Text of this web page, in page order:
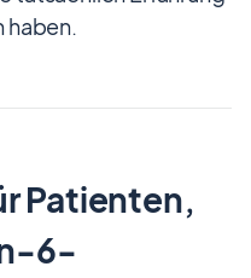
Patienten,
6-